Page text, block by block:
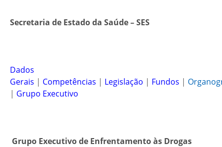
Secretaria de Estado da Saúde – SES
Dados
Gerais | Competências | Legislação | Fundos |
| Grupo Executivo
Grupo Executivo de Enfrentamento às Drogas